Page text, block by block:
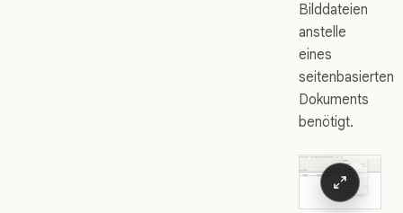
Bilddateien
anstelle
eines
seitenbasierten
Dokuments
benötigt.